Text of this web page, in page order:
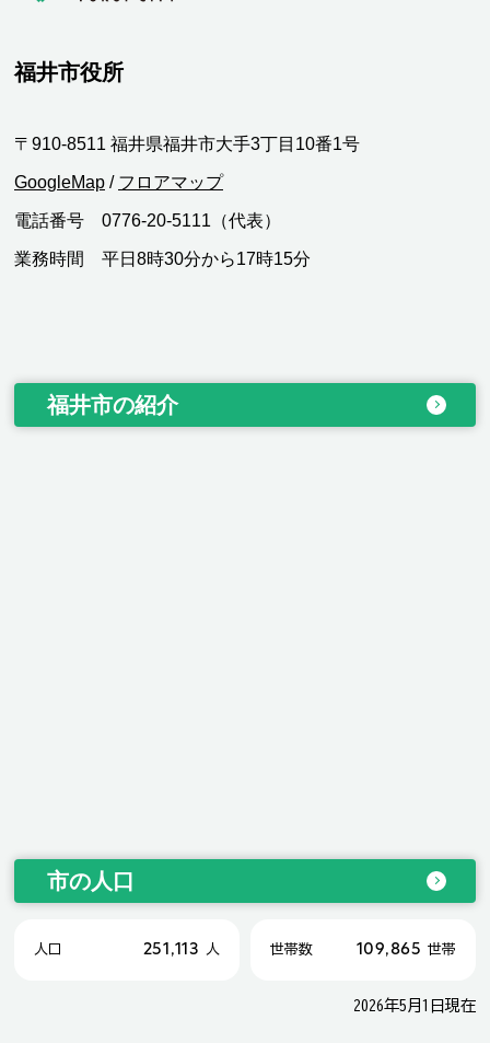
福井市役所
〒910-8511 福井県福井市大手3丁目10番1号
GoogleMap / フロアマップ
電話番号 0776-20-5111（代表）
業務時間 平日8時30分から17時15分
福井市の紹介
市の人口
人口 251,113 人 世帯数 109,865 世帯
2026年5月1日現在